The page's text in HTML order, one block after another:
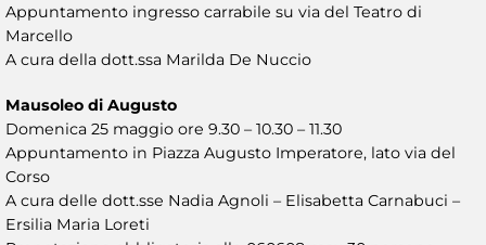
Appuntamento ingresso carrabile su via del Teatro di
Marcello
A cura della dott.ssa Marilda De Nuccio
Mausoleo di Augusto
Domenica 25 maggio ore 9.30 – 10.30 – 11.30
Appuntamento in Piazza Augusto Imperatore, lato via del
Corso
A cura delle dott.sse Nadia Agnoli – Elisabetta Carnabuci –
Ersilia Maria Loreti